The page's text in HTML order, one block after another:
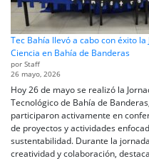
Tec Bahía llevó a cabo con éxito
Ciencia en Bahía de Banderas
por Staff
26 mayo, 2026
Hoy 26 de mayo se realizó la
Tecnológico de Bahía de
participaron activamente en
de proyectos y actividades
sustentabilidad. Durante la
creatividad y colaboración,